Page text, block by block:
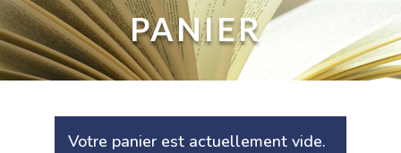
PANIER
Votre panier est actuellement vide.